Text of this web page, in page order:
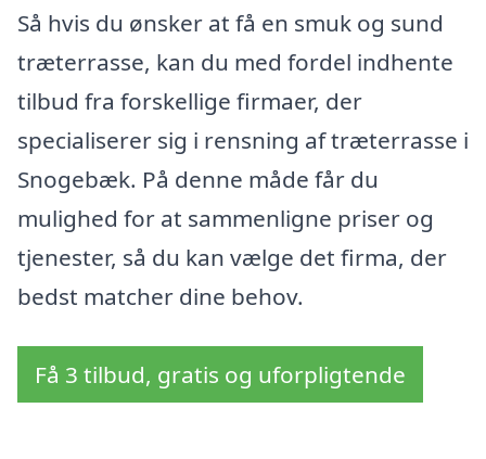
Så hvis du ønsker at få en smuk og sund
træterrasse, kan du med fordel indhente
tilbud fra forskellige firmaer, der
specialiserer sig i rensning af træterrasse i
Snogebæk. På denne måde får du
mulighed for at sammenligne priser og
tjenester, så du kan vælge det firma, der
bedst matcher dine behov.
Få 3 tilbud, gratis og uforpligtende